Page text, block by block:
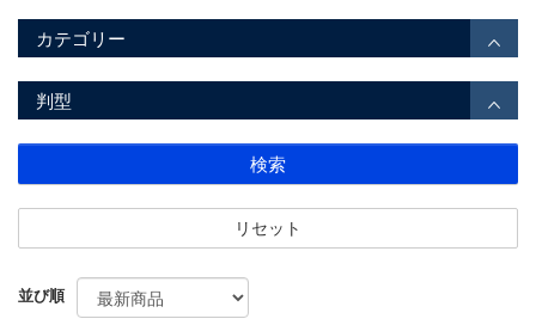
カテゴリー
判型
検索
リセット
並び順